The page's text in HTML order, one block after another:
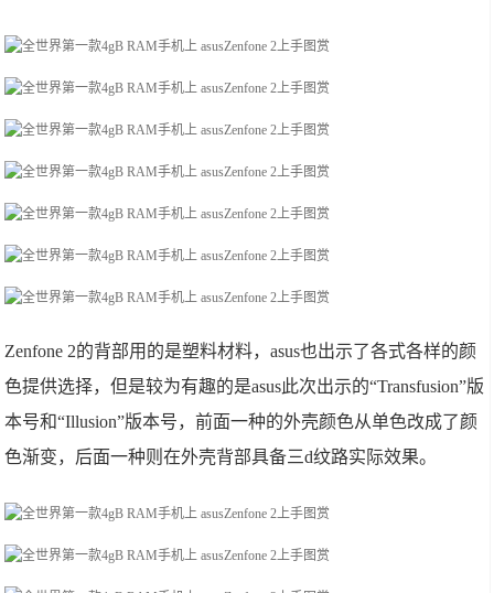
Zenfone 2的背部用的是塑料材料，asus也出示了各式各样的颜
色提供选择，但是较为有趣的是asus此次出示的“Transfusion”版
本号和“Illusion”版本号，前面一种的外壳颜色从单色改成了颜
色渐变，后面一种则在外壳背部具备三d纹路实际效果。